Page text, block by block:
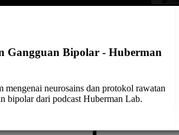
Gangguan Bipolar - Huberman
mengenai neurosains dan protokol rawatan
bipolar dari podcast Huberman Lab.